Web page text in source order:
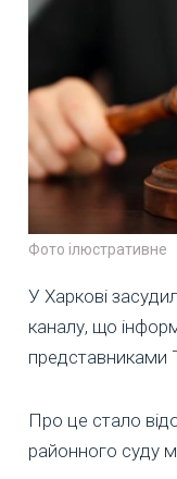
Фото ілюстративне
У Харкові
каналу, що
представниками
Про це стало
районного суду